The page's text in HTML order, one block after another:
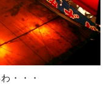
・・・